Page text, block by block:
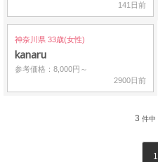
141日前
神奈川県 33歳(女性)
kanaru
参考価格：8,000円～
2900日前
3 件中
1